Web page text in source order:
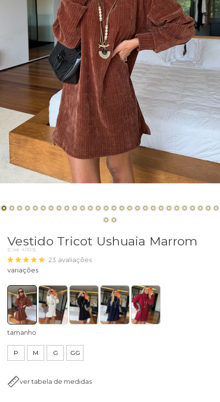
Vestido Tricot Ushuaia Marrom
(Cód. 41103)
23 avaliações
tamanho
P M G GG
ver tabela de medidas